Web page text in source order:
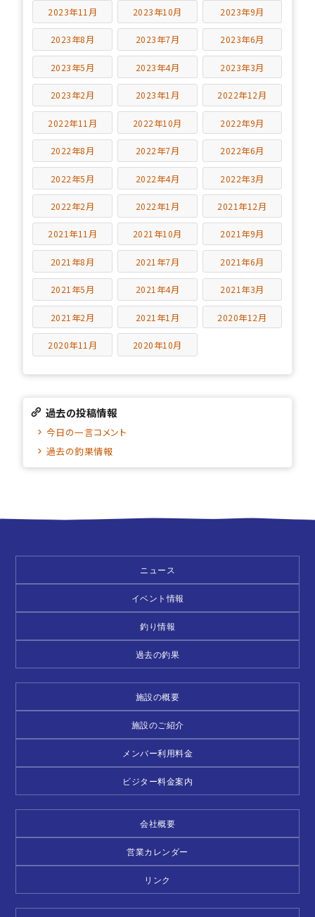
2023年11月 2023年10月 2023年9月
2023年8月 2023年7月 2023年6月
2023年5月 2023年4月 2023年3月
2023年2月 2023年1月 2022年12月
2022年11月 2022年10月 2022年9月
2022年8月 2022年7月 2022年6月
2022年5月 2022年4月 2022年3月
2022年2月 2022年1月 2021年12月
2021年11月 2021年10月 2021年9月
2021年8月 2021年7月 2021年6月
2021年5月 2021年4月 2021年3月
2021年2月 2021年1月 2020年12月
2020年11月 2020年10月
過去の投稿情報
今日の一言コメント
過去の釣果情報
ニュース
イベント情報
釣り情報
過去の釣果
施設の概要
施設のご紹介
メンバー利用料金
ビジター料金案内
会社概要
営業カレンダー
リンク